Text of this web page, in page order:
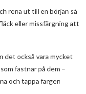
rena ut till en början så
eller missfärgning att
det också vara mycket
fastnar på dem –
och tappa färgen